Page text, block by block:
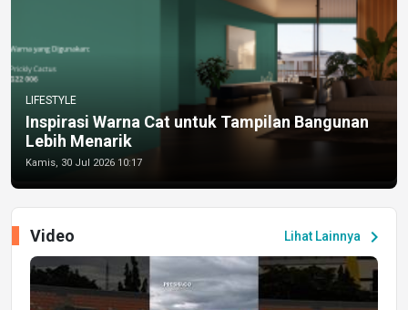
LIFESTYLE
Inspirasi Warna Cat untuk Tampilan Bangunan
Lebih Menarik
Kamis, 30 Jul 2026 10:17
Lihat Lainnya chevron_right
Video